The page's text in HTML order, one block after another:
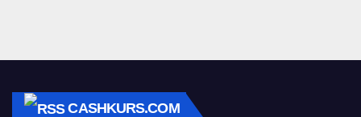
CASHKURS.COM